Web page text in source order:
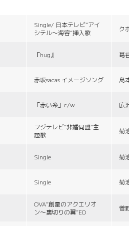
Single/ 日本テレビ“アイ
シテル〜海容”挿入歌
ク
『hug』 葛
赤坂sacas イメージソング 島
「赤い糸」c/w 広
フジテレビ“非婚同盟”主
題歌
菊
Single 菊
Single 菊
OVA“創星のアクエリオ
ン〜裏切りの翼”ED
菅